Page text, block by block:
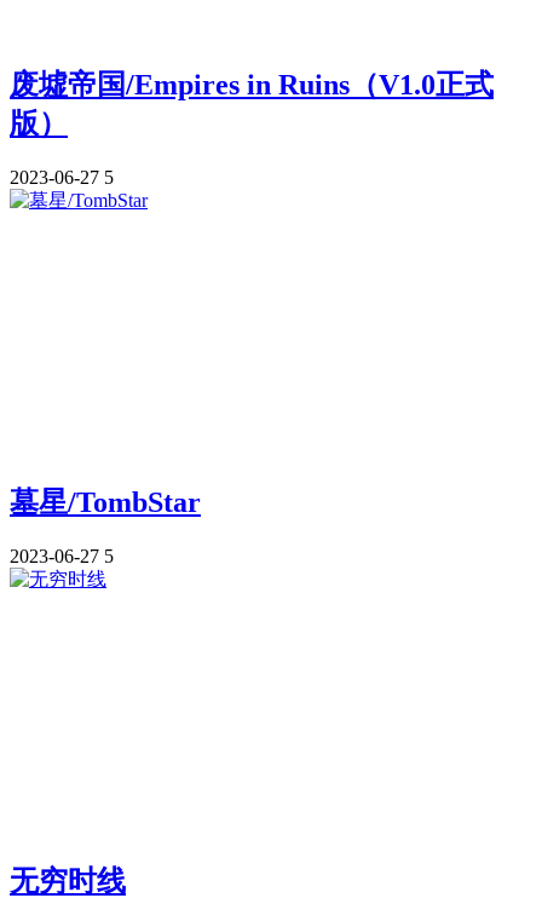
废墟帝国/Empires in Ruins（V1.0正式
版）
2023-06-27 5
墓星/TombStar
2023-06-27 5
无穷时线